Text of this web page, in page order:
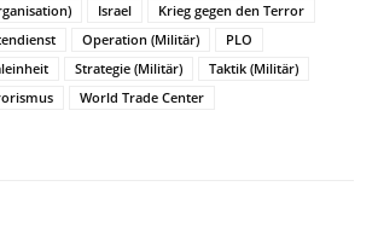
Israel
Krieg gegen den Terror
Operation (Militär)
PLO
Strategie (Militär)
Taktik (Militär)
World Trade Center